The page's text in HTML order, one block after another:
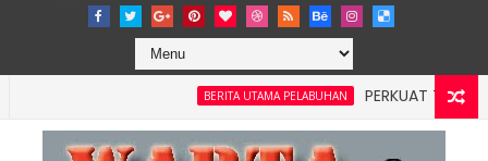
BERITA UTAMA PELABUHAN
PERKUAT TATA KELOLA
4: Pelindo Jasa Maritim Dengar Keluhan dan